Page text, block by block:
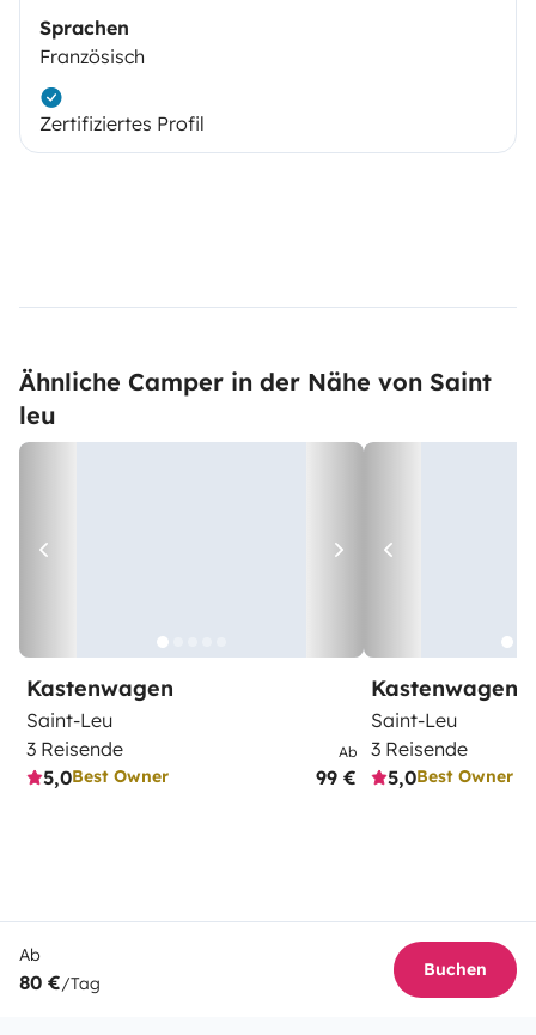
Sprachen
Französisch
Zertifiziertes Profil
Ähnliche Camper in der Nähe von Saint
leu
Kastenwagen
Saint-Leu
3 Reisende
5,0Best Owner
Ab
99 €
Kastenwagen
Saint-Leu
3 Reisende
5,0Best Owner
Ab
80 €/Tag
Buchen